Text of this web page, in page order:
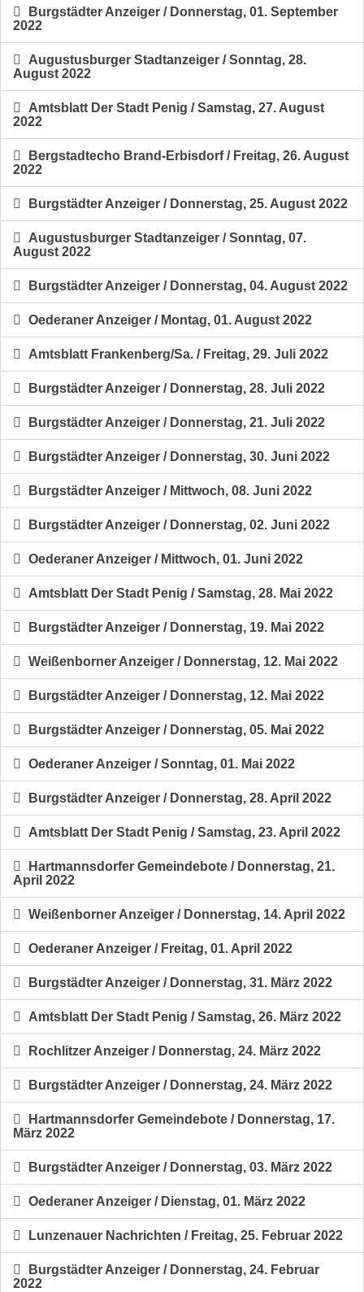
Burgstädter Anzeiger / Donnerstag, 01. September
2022
Augustusburger Stadtanzeiger / Sonntag, 28.
August 2022
Amtsblatt Der Stadt Penig / Samstag, 27. August
2022
Bergstadtecho Brand-Erbisdorf / Freitag, 26. August
2022
Burgstädter Anzeiger / Donnerstag, 25. August 2022
Augustusburger Stadtanzeiger / Sonntag, 07.
August 2022
Burgstädter Anzeiger / Donnerstag, 04. August 2022
Oederaner Anzeiger / Montag, 01. August 2022
Amtsblatt Frankenberg/Sa. / Freitag, 29. Juli 2022
Burgstädter Anzeiger / Donnerstag, 28. Juli 2022
Burgstädter Anzeiger / Donnerstag, 21. Juli 2022
Burgstädter Anzeiger / Donnerstag, 30. Juni 2022
Burgstädter Anzeiger / Mittwoch, 08. Juni 2022
Burgstädter Anzeiger / Donnerstag, 02. Juni 2022
Oederaner Anzeiger / Mittwoch, 01. Juni 2022
Amtsblatt Der Stadt Penig / Samstag, 28. Mai 2022
Burgstädter Anzeiger / Donnerstag, 19. Mai 2022
Weißenborner Anzeiger / Donnerstag, 12. Mai 2022
Burgstädter Anzeiger / Donnerstag, 12. Mai 2022
Burgstädter Anzeiger / Donnerstag, 05. Mai 2022
Oederaner Anzeiger / Sonntag, 01. Mai 2022
Burgstädter Anzeiger / Donnerstag, 28. April 2022
Amtsblatt Der Stadt Penig / Samstag, 23. April 2022
Hartmannsdorfer Gemeindebote / Donnerstag, 21.
April 2022
Weißenborner Anzeiger / Donnerstag, 14. April 2022
Oederaner Anzeiger / Freitag, 01. April 2022
Burgstädter Anzeiger / Donnerstag, 31. März 2022
Amtsblatt Der Stadt Penig / Samstag, 26. März 2022
Rochlitzer Anzeiger / Donnerstag, 24. März 2022
Burgstädter Anzeiger / Donnerstag, 24. März 2022
Hartmannsdorfer Gemeindebote / Donnerstag, 17.
März 2022
Burgstädter Anzeiger / Donnerstag, 03. März 2022
Oederaner Anzeiger / Dienstag, 01. März 2022
Lunzenauer Nachrichten / Freitag, 25. Februar 2022
Burgstädter Anzeiger / Donnerstag, 24. Februar
2022